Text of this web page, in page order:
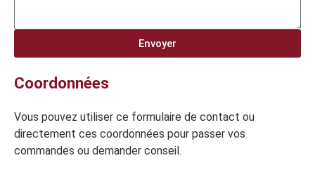
Envoyer
Coordonnées
Vous pouvez utiliser ce formulaire de contact ou
directement ces coordonnées pour passer vos
commandes ou demander conseil.